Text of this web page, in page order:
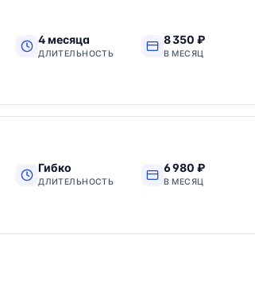
4 месяца
ДЛИТЕЛЬНОСТЬ
8 350 ₽
В МЕСЯЦ
Гибко
ДЛИТЕЛЬНОСТЬ
6 980 ₽
В МЕСЯЦ